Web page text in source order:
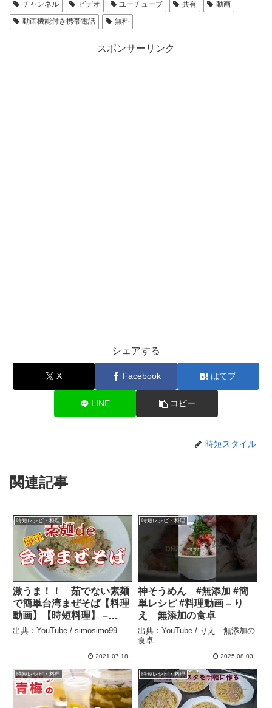
チャンネル
ビデオ ユーチューブ 共有
動画
動画機能付き携帯電話
無料
スポンサーリンク
シェアする
X Facebook はてブ
LINE コピー
時短スタイル
関連記事
時短レシピ・料理
激うま！！ 茹でない素麺
で簡単台湾まぜそば【料理
動画】【時短料理】 –
simosimo99
出典：YouTube / simosimo99
2021.07.18
時短レシピ・料理
神そうめん #無添加 #簡
単レシピ #料理動画 – り
え 無添加の食卓
出典：YouTube / りえ 無添加の
食卓
2025.08.03
時短レシピ・料理 時短レシピ・料理